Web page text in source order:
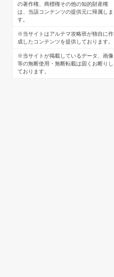
の著作権、商標権その他の知的財産権
は、当該コンテンツの提供元に帰属しま
す。
※当サイトはアルテマ攻略班が独自に作
成したコンテンツを提供しております。
※当サイトが掲載しているデータ、画像
等の無断使用・無断転載は固くお断りし
ております。